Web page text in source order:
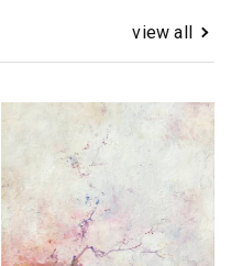
view all